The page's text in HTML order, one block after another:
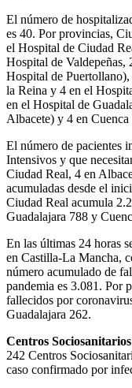
El número de
es 40. Por provincias,
el Hospital de Ciudad
Hospital de Valdepeñas,
Hospital de
la Reina y 4 en el
en el Hospital de
Albacete) y 4 en
El número de pacientes
Intensivos y que
Ciudad Real, 4 en
acumuladas desde el
Ciudad Real acumula
Guadalajara 788 y
En las últimas 24 horas
en Castilla-La Mancha,
número acumulado de
pandemia es 3.081. Por
fallecidos por
Guadalajara 262.
Centros Sociosanitarios
242 Centros
caso confirmado por